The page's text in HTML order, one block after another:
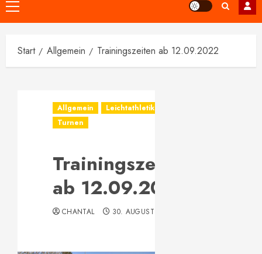
Primäres
Menü
Start Allgemein Trainingszeiten ab 12.09.2022
Allgemein
Leichtathletik
Turnen
Trainingszeiten
ab 12.09.2022
CHANTAL 30. AUGUST 2022